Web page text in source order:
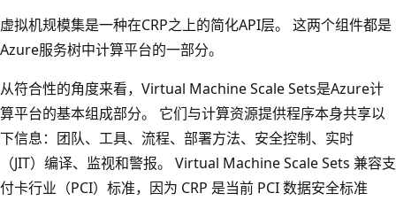
虚拟机规模集是一种在CRP之上的简化API层。 这两个组件都是
Azure服务树中计算平台的一部分。
从符合性的角度来看，Virtual Machine Scale Sets是Azure计
算平台的基本组成部分。 它们与计算资源提供程序本身共享以
下信息：团队、工具、流程、部署方法、安全控制、实时
（JIT）编译、监视和警报。 Virtual Machine Scale Sets 兼容支
付卡行业（PCI）标准，因为 CRP 是当前 PCI 数据安全标准